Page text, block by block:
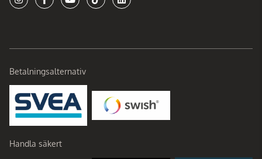
Betalningsalternativ
Handla säkert